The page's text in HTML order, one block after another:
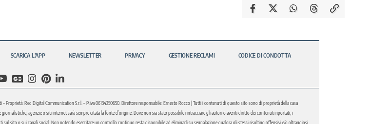
SCARICA L’APP NEWSLETTER PRIVACY GESTIONE RECLAMI CODICE DI CONDOTTA
Red Digital Communication S.r.l. – P.iva 06134250650. Direttore responsabile: Ernesto Rocco | Tutti i contenuti di questo sito sono di proprietà della casa
agenzie o siti internet sarà sempre citata la fonte d’origine. Dove non sia stato possibile rintracciare gli autori o aventi diritto dei contenuti riportati, i
sito o sui canali social. Non potendo esercitare un controllo continuo resta disponibile ad eliminarli su segnalazione qualora gli stessi risultino offensivi e/o oltraggiosi.